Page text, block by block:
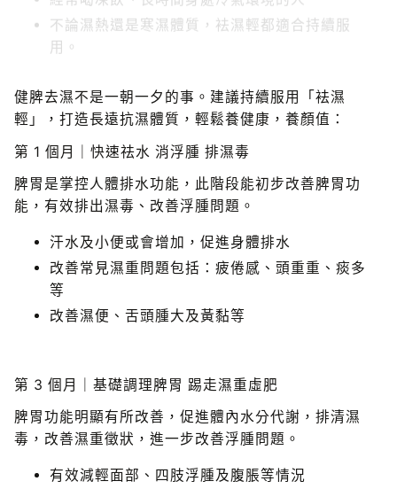
用。
健脾去濕不是一朝一夕的事。建議持續服用「袪濕
輕」，打造長遠抗濕體質，輕鬆養健康，養顏值：
第 1 個月｜快速祛水 消浮腫 排濕毒
脾胃是掌控人體排水功能，此階段能初步改善脾胃功
能，有效排出濕毒、改善浮腫問題。
汗水及小便或會增加，促進身體排水
改善常見濕重問題包括：疲倦感、頭重重、痰多
等
改善濕便、舌頭腫大及黃黏等
第 3 個月｜基礎調理脾胃 踢走濕重虛肥
脾胃功能明顯有所改善，促進體內水分代謝，排清濕
毒，改善濕重徵狀，進一步改善浮腫問題。
有效減輕面部、四肢浮腫及腹脹等情況